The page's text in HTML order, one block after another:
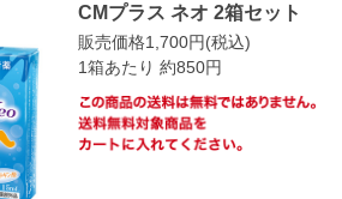
CMプラス ネオ 2箱セット
販売価格1,700円(税込)
1箱あたり 約850円